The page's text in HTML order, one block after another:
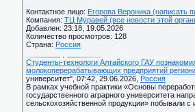
Контактное лицо: Егорова Вероника (написать
Компания: ТЦ Муравей (все новости этой
Добавлен: 23:18, 19.05.2026
Количество просмотров: 128
Страна: Россия
Студенты-технологи Алтайского ГАУ
молокоперерабатывающих предприятий
университет", 07:42, 29.06.2026, Россия
В рамках учебной практики «Основы
государственного аграрного университета
сельскохозяйственной продукции» побывали